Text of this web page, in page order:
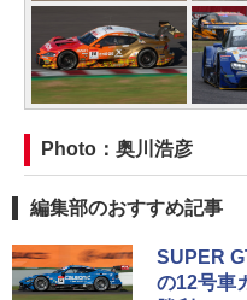
Photo：奥川浩彦
編集部のおすすめ記事
SUPER
の12号車